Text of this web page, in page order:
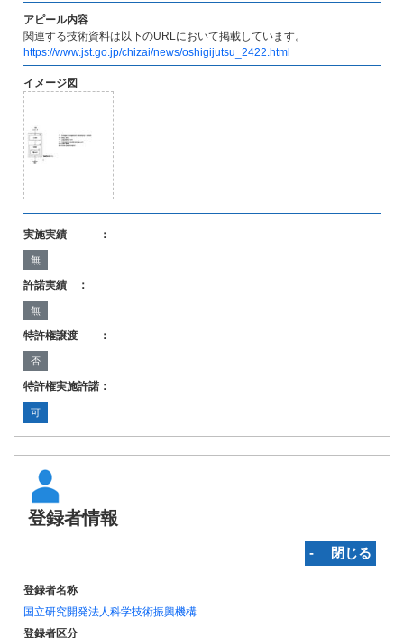
アピール内容
関連する技術資料は以下のURLにおいて掲載しています。
https://www.jst.go.jp/chizai/news/oshigijutsu_2422.html
イメージ図
実施実績 ：
無
許諾実績 ：
無
特許権譲渡 ：
否
特許権実施許諾：
可
登録者情報
‐ 閉じる
登録者名称
国立研究開発法人科学技術振興機構
登録者区分